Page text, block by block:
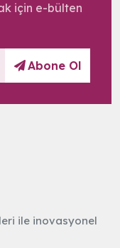
için e-bülten
Abone Ol
ile inovasyonel